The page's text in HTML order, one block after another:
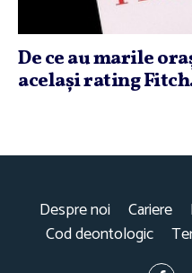
De ce au marile
acelaşi rating
Despre noi Cariere
Cod deontologic